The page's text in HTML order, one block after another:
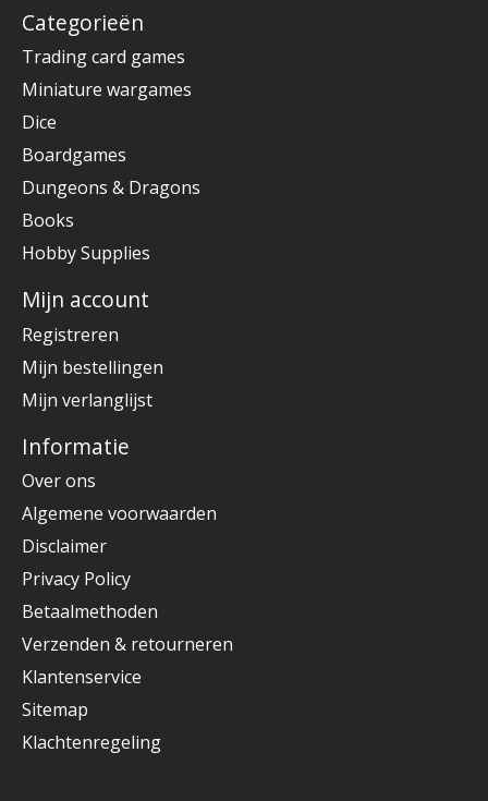
Categorieën
Trading card games
Miniature wargames
Dice
Boardgames
Dungeons & Dragons
Books
Hobby Supplies
Mijn account
Registreren
Mijn bestellingen
Mijn verlanglijst
Informatie
Over ons
Algemene voorwaarden
Disclaimer
Privacy Policy
Betaalmethoden
Verzenden & retourneren
Klantenservice
Sitemap
Klachtenregeling